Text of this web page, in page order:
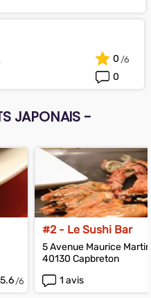
0
0
JAPONAIS -
5.6
#2 - Le Sushi Bar
5 Avenue Maurice Martin
40130 Capbreton
1 avis